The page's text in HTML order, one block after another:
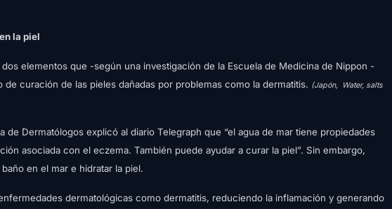
la piel
elementos que -según una investigación de la Escuela de Medicina de Nippon -
curación de las pieles dañadas por problemas como la dermatitis. (Japón,
Water, salts
de Dermatólogos explicó al diario Telegraph que “el agua de mar tiene propiedades
asociada con el eczema. También puede ayudar a curar la piel”. Sin embargo,
en el mar e hidratar la piel.
dermatológicas como dermatitis, reduciendo la inflamación y generando